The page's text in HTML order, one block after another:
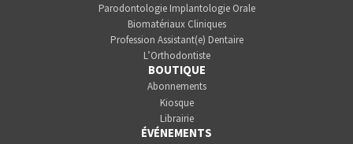
Parodontologie Implantologie Orale
Biomatériaux Cliniques
Profession Assistant(e) Dentaire
L’Orthodontiste
BOUTIQUE
Abonnements
Kiosque
Librairie
ÉVÉNEMENTS